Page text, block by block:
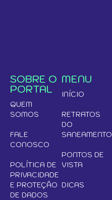
SOBRE O
PORTAL
QUEM
SOMOS
FALE
CONOSCO
POLÍTICA DE
PRIVACIDADE
E PROTEÇÃO
DE DADOS
MENU
INÍCIO
RETRATOS
DO
SANEAMENTO
PONTOS DE
VISTA
DICAS